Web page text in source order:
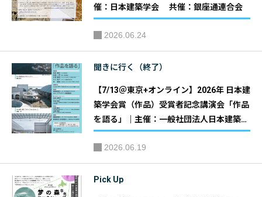
催：日本建築学会 共催：銀座通連合会
2026.06.24
聞きに行く（終了）
【7/13＠東京+オンライン】2026年 日本建
築学会賞（作品）受賞者記念講演会「作品
を語る」｜主催：一般社団法人日本建築学
会
2026.06.19
Pick Up